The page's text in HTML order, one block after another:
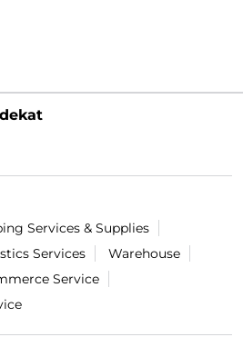
Services & Supplies
Services
Warehouse
Service